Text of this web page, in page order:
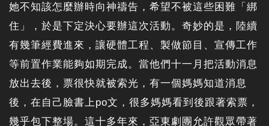
她不知該怎麼辦時向神禱告，希望不被這些困難「綁
住」，於是下定決心要辦這次活動。奇妙的是，陸續
有幾筆經費進來，讓硬體工程、製做節目、宣傳工作
等前置作業能夠如期完成。當他們十一月把活動消息
放出去後，票很快就被索光，有一個媽媽知道消息
後，在自己臉書上po文，很多媽媽看到後跟著索票，
幾乎包下整場。這十多年來，亞東劇團允許觀眾帶著